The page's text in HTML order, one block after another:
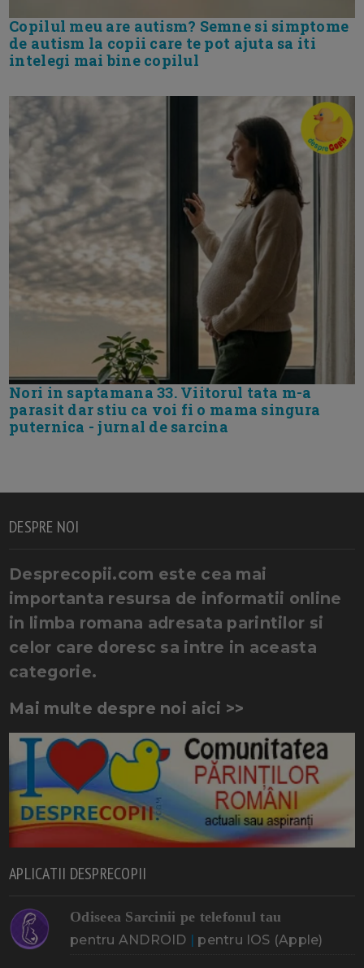
Copilul meu are autism? Semne si simptome
de autism la copii care te pot ajuta sa iti
intelegi mai bine copilul
Nori in saptamana 33. Viitorul tata m-a
parasit dar stiu ca voi fi o mama singura
puternica - jurnal de sarcina
DESPRE NOI
Desprecopii.com este cea mai
importanta resursa de informatii online
in limba romana adresata parintilor si
celor care doresc sa intre in aceasta
categorie.
Mai multe despre noi aici >>
APLICATII DESPRECOPII
Odiseea Sarcinii pe telefonul tau
pentru ANDROID pentru IOS (Apple)